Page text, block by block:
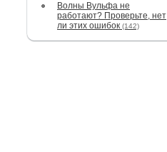
Волны Вульфа не
работают? Проверьте, нет
ли этих ошибок (142)